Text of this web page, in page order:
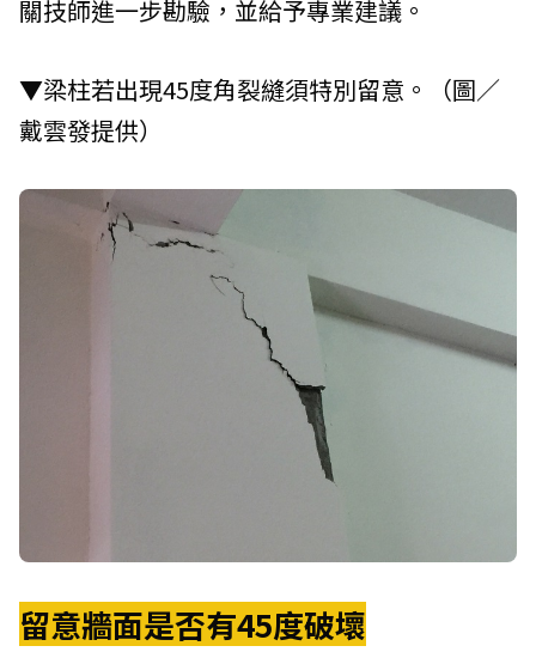
關技師進一步勘驗，並給予專業建議。
▼梁柱若出現45度角裂縫須特別留意。（圖／
戴雲發提供）
留意牆面是否有45度破壞